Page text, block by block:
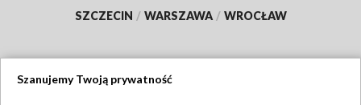
SZCZECIN / WARSZAWA / WROCŁAW
Szanujemy Twoją prywatność